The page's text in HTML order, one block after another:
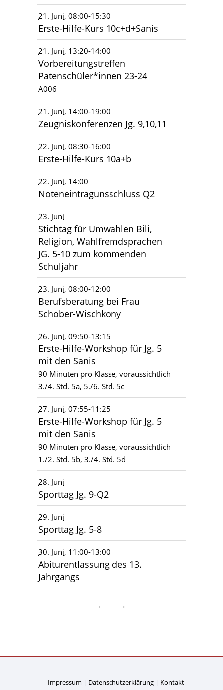
21. Juni, 08:00-15:30
Erste-Hilfe-Kurs 10c+d+Sanis
21. Juni, 13:20-14:00
Vorbereitungstreffen
Patenschüler*innen 23-24
A006
21. Juni, 14:00-19:00
Zeugniskonferenzen Jg. 9,10,11
22. Juni, 08:30-16:00
Erste-Hilfe-Kurs 10a+b
22. Juni, 14:00
Noteneintragunsschluss Q2
23. Juni
Stichtag für Umwahlen Bili,
Religion, Wahlfremdsprachen
JG. 5-10 zum kommenden
Schuljahr
23. Juni, 08:00-12:00
Berufsberatung bei Frau
Schober-Wischkony
26. Juni, 09:50-13:15
Erste-Hilfe-Workshop für Jg. 5
mit den Sanis
90 Minuten pro Klasse, voraussichtlich
3./4. Std. 5a, 5./6. Std. 5c
27. Juni, 07:55-11:25
Erste-Hilfe-Workshop für Jg. 5
mit den Sanis
90 Minuten pro Klasse, voraussichtlich
1./2. Std. 5b, 3./4. Std. 5d
28. Juni
Sporttag Jg. 9-Q2
29. Juni
Sporttag Jg. 5-8
30. Juni, 11:00-13:00
Abiturentlassung des 13.
Jahrgangs
← →
Impressum Datenschutzerklärung Kontakt